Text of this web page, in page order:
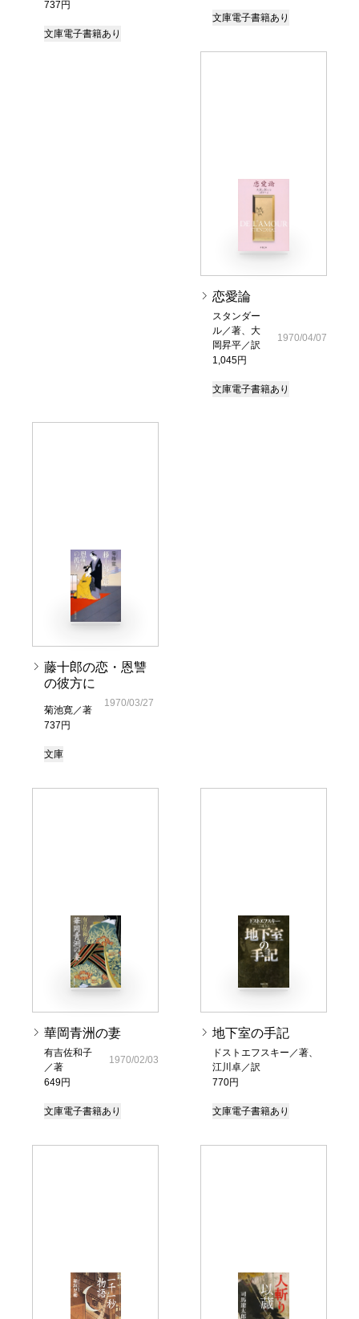
737円
文庫電子書籍あり
文庫電子書籍あり
恋愛論
スタンダー
ル／著、大
岡昇平／訳
1,045円
1970/04/07
文庫電子書籍あり
藤十郎の恋・恩讐
の彼方に
菊池寛／著
737円
1970/03/27
文庫
華岡青洲の妻
有吉佐和子
／著
649円
1970/02/03
文庫電子書籍あり
地下室の手記
ドストエフスキー／著、
江川卓／訳
770円
文庫電子書籍あり